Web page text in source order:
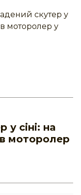
скутер у
моторолер у
у сіні: на
моторолер